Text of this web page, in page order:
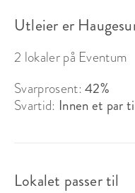
Utleier er
2 lokaler på Eventum
Svarprosent:42%
Svartid: Innen et par
Lokalet passer til